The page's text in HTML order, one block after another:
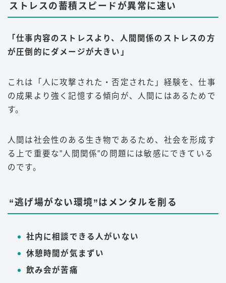
ストレスの蓄積スピードが異常に速い
「仕事内容のストレスより、人間関係のストレスの方
が圧倒的にダメージが大きい」
これは「人に攻撃された・否定された」経験を、仕事
の成果より強く記憶する傾向が、人間にはあるためで
す。
人間は社会性のある生き物であるため、社会を形成す
る上で重要な”人間関係”の問題には敏感にできている
のです。
“逃げ場がない環境”はメンタルを削る
社内に相談できる人がいない
休憩時間が気まずい
飲み会が苦痛